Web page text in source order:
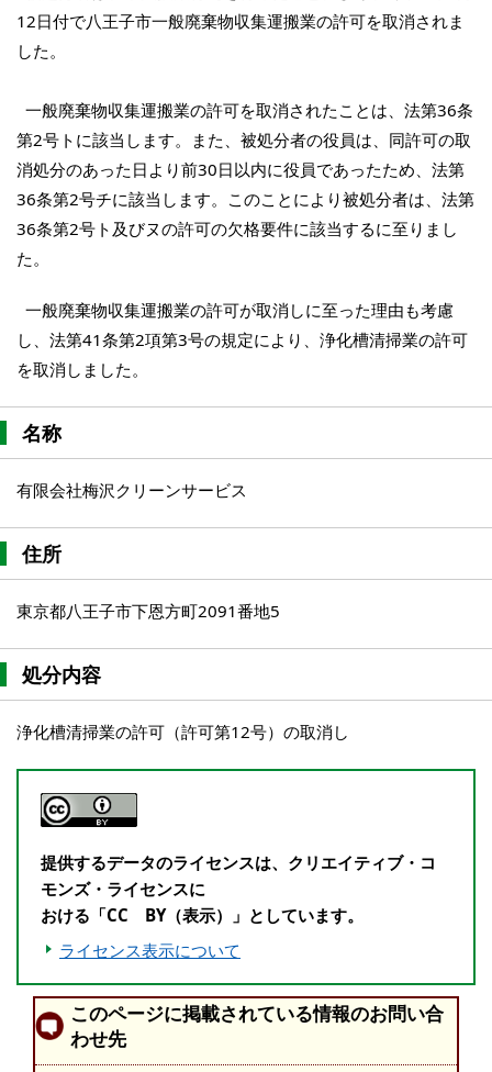
12日付で八王子市一般廃棄物収集運搬業の許可を取消されま
した。
一般廃棄物収集運搬業の許可を取消されたことは、法第36条
第2号トに該当します。また、被処分者の役員は、同許可の取
消処分のあった日より前30日以内に役員であったため、法第
36条第2号チに該当します。このことにより被処分者は、法第
36条第2号ト及びヌの許可の欠格要件に該当するに至りまし
た。
一般廃棄物収集運搬業の許可が取消しに至った理由も考慮
し、法第41条第2項第3号の規定により、浄化槽清掃業の許可
を取消しました。
名称
有限会社梅沢クリーンサービス
住所
東京都八王子市下恩方町2091番地5
処分内容
浄化槽清掃業の許可（許可第12号）の取消し
提供するデータのライセンスは、クリエイティブ・コ
モンズ・ライセンスに
おける「CC BY（表示）」としています。
ライセンス表示について
このページに掲載されている情報のお問い合
わせ先